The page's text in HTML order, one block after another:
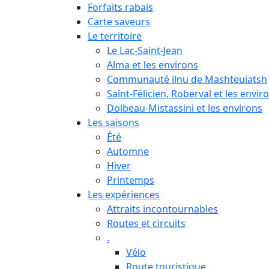
Forfaits rabais
Carte saveurs
Le territoire
Le Lac-Saint-Jean
Alma et les environs
Communauté ilnu de Mashteuiatsh
Saint-Félicien, Roberval et les
Dolbeau-Mistassini et les environs
Les saisons
Été
Automne
Hiver
Printemps
Les expériences
Attraits incontournables
Routes et circuits
.
Vélo